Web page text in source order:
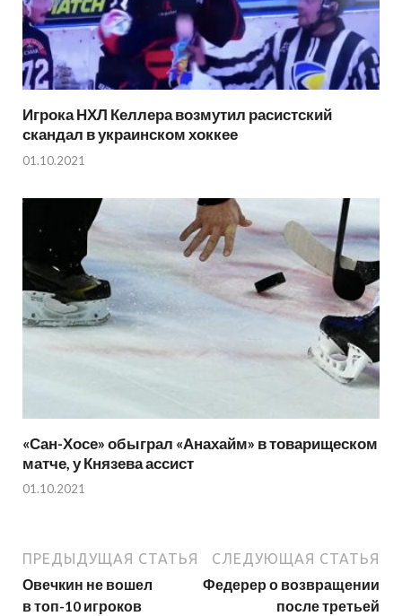
Игрока НХЛ Келлера возмутил расистский
скандал в украинском хоккее
01.10.2021
«Сан-Хосе» обыграл «Анахайм» в товарищеском
матче, у Князева ассист
01.10.2021
ПРЕДЫДУЩАЯ СТАТЬЯ
Овечкин не вошел
в топ-10 игроков
СЛЕДУЮЩАЯ СТАТЬЯ
Федерер о возвращении
после третьей